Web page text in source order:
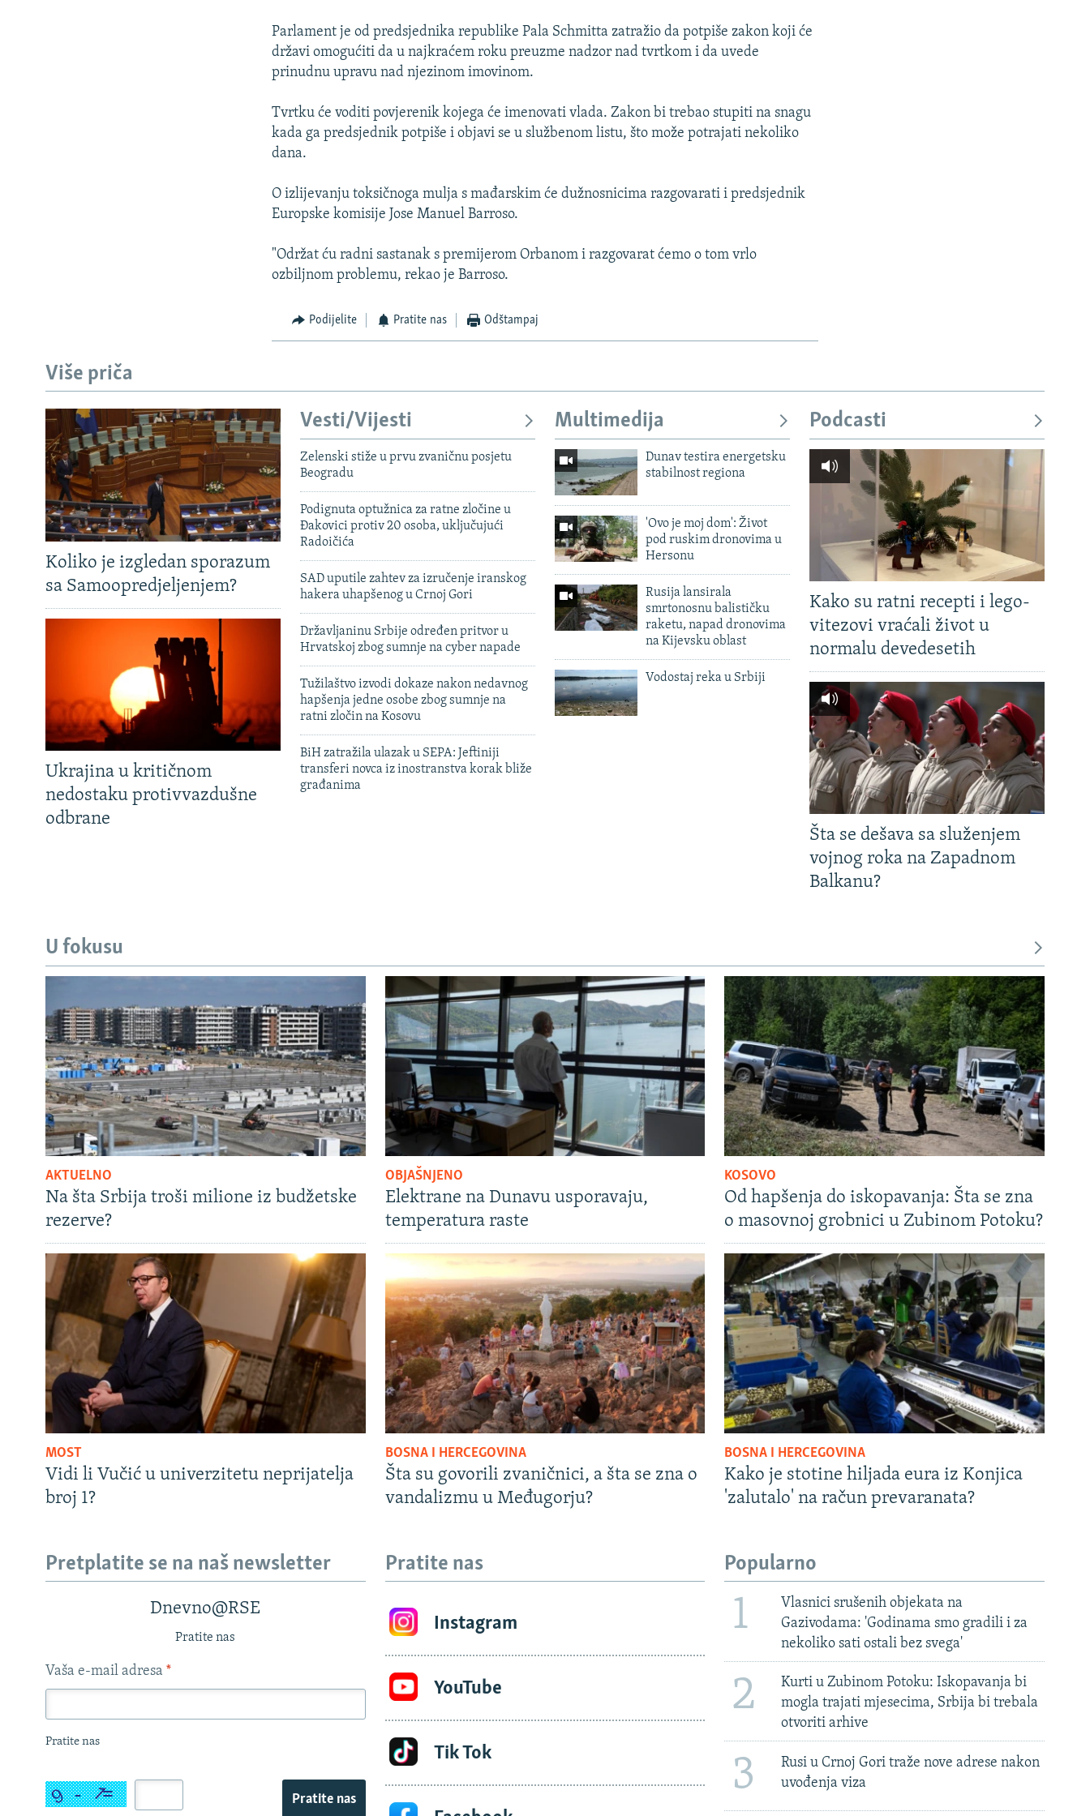
Parlament je od predsjednika republike Pala Schmitta zatražio da potpiše zakon koji će
državi omogućiti da u najkraćem roku preuzme nadzor nad tvrtkom i da uvede
prinudnu upravu nad njezinom imovinom.
Tvrtku će voditi povjerenik kojega će imenovati vlada. Zakon bi trebao stupiti na snagu
kada ga predsjednik potpiše i objavi se u službenom listu, što može potrajati nekoliko
dana.
O izlijevanju toksičnoga mulja s mađarskim će dužnosnicima razgovarati i predsjednik
Europske komisije Jose Manuel Barroso.
"Održat ću radni sastanak s premijerom Orbanom i razgovarat ćemo o tom vrlo
ozbiljnom problemu, rekao je Barroso.
Podijelite Pratite nas Odštampaj
Više priča
Koliko je izgledan sporazum
sa Samoopredjeljenjem?
Ukrajina u kritičnom
nedostaku protivvazdušne
odbrane
Vesti/Vijesti
Zelenski stiže u prvu zvaničnu posjetu
Beogradu
Podignuta optužnica za ratne zločine u
Đakovici protiv 20 osoba, uključujući
Radoičića
SAD uputile zahtev za izručenje iranskog
hakera uhapšenog u Crnoj Gori
Državljaninu Srbije određen pritvor u
Hrvatskoj zbog sumnje na cyber napade
Tužilaštvo izvodi dokaze nakon nedavnog
hapšenja jedne osobe zbog sumnje na
ratni zločin na Kosovu
BiH zatražila ulazak u SEPA: Jeftiniji
transferi novca iz inostranstva korak bliže
građanima
Multimedija
Dunav testira energetsku
stabilnost regiona
'Ovo je moj dom': Život
pod ruskim dronovima u
Hersonu
Rusija lansirala
smrtonosnu balističku
raketu, napad dronovima
na Kijevsku oblast
Vodostaj reka u Srbiji
Podcasti
Kako su ratni recepti i lego-
vitezovi vraćali život u
normalu devedesetih
Šta se dešava sa služenjem
vojnog roka na Zapadnom
Balkanu?
U fokusu
AKTUELNO
Na šta Srbija troši milione iz budžetske
rezerve?
OBJAŠNJENO
Elektrane na Dunavu usporavaju,
temperatura raste
KOSOVO
Od hapšenja do iskopavanja: Šta se zna
o masovnoj grobnici u Zubinom Potoku?
MOST
Vidi li Vučić u univerzitetu neprijatelja
broj 1?
BOSNA I HERCEGOVINA
Šta su govorili zvaničnici, a šta se zna o
vandalizmu u Međugorju?
BOSNA I HERCEGOVINA
Kako je stotine hiljada eura iz Konjica
'zalutalo' na račun prevaranata?
Pretplatite se na naš newsletter
Dnevno@RSE
Pratite nas
Vaša e-mail adresa *
Pratite nas
Pratite nas
Pratite nas
Instagram
YouTube
Tik Tok
Popularno
1
Vlasnici srušenih objekata na
Gazivodama: 'Godinama smo gradili i za
nekoliko sati ostali bez svega'
2
Kurti u Zubinom Potoku: Iskopavanja bi
mogla trajati mjesecima, Srbija bi trebala
otvoriti arhive
3
Rusi u Crnoj Gori traže nove adrese nakon
uvođenja viza